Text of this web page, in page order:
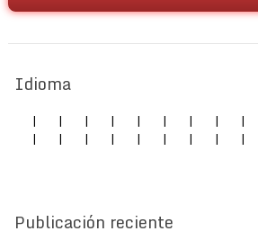
Idioma
| | | | | | | | |
|
| | | | | | | |
Publicación reciente